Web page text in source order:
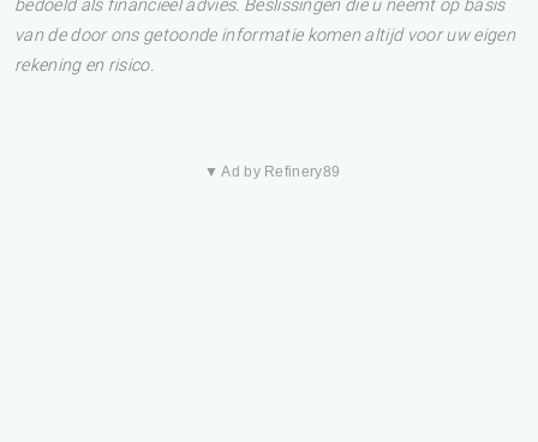
bedoeld als financieel advies. Beslissingen die u neemt op basis
van de door ons getoonde informatie komen altijd voor uw eigen
rekening en risico.
▼ Ad by Refinery89